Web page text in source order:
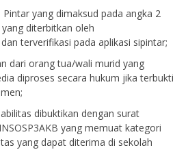
yang dimaksud pada angka 2
diterbitkan oleh
terverifikasi pada aplikasi sipintar;
dari orang tua/wali murid yang
diproses secara hukum jika terbukti
dibuktikan dengan surat
yang memuat kategori
yang dapat diterima di sekolah